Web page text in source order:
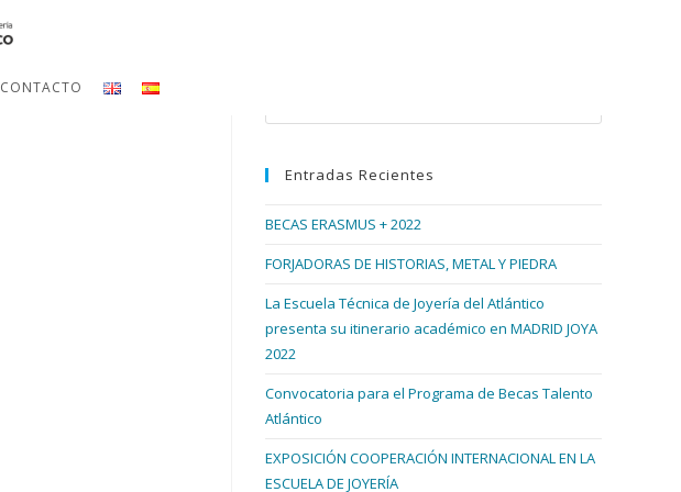
CONTACTO
Escape
Entradas Recientes
BECAS ERASMUS + 2022
FORJADORAS DE HISTORIAS, METAL Y PIEDRA
La Escuela Técnica de Joyería del Atlántico
presenta su itinerario académico en MADRID JOYA
2022
Convocatoria para el Programa de Becas Talento
Atlántico
EXPOSICIÓN COOPERACIÓN INTERNACIONAL EN LA
ESCUELA DE JOYERÍA